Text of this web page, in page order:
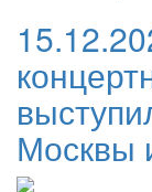
Москвы